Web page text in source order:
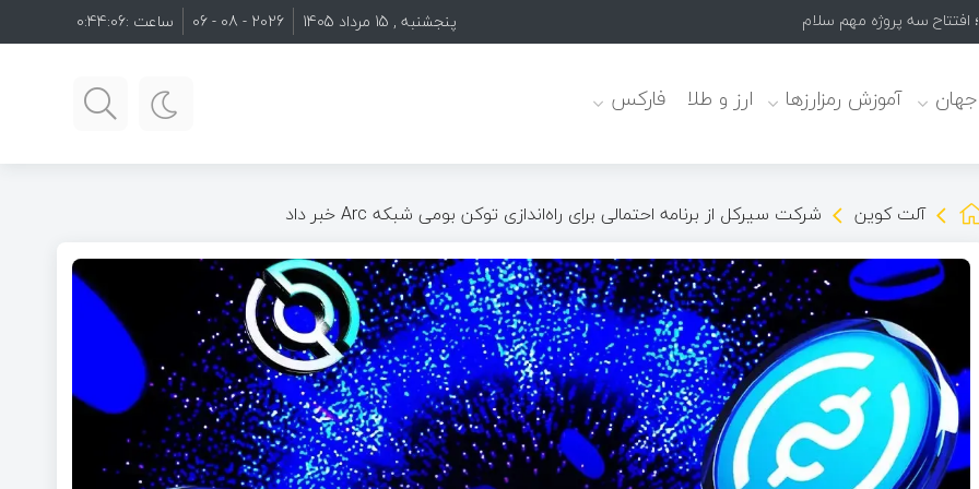
سه پروژه مهم سلامت‌محور پنجشنبه , 15 مرداد 1405 2026 - 08 - 06 ساعت :0:44:08
جهان آموزش رمزارزها ارز و طلا فارکس
آلت کوین شرکت سیرکل از برنامه احتمالی برای راه‌اندازی توکن بومی شبکه Arc خبر داد